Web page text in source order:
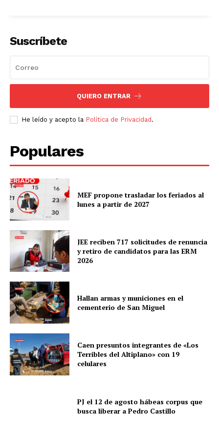
SUSCRIBETE
Nosotros
Prensa
Suscríbete
QUIERO ENTRAR
He leído y acepto la Política de Privacidad .
Populares
MEF propone trasladar los feriados al
lunes a partir de 2027
JEE reciben 717 solicitudes de renuncia
y retiro de candidatos para las ERM
2026
Hallan armas y municiones en el
cementerio de San Miguel
Caen presuntos integrantes de «Los
Terribles del Altiplano» con 19
celulares
PJ el 12 de agosto hábeas corpus que
busca liberar a Pedro Castillo